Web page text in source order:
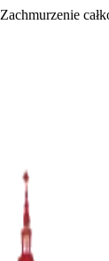
Zachmurzenie